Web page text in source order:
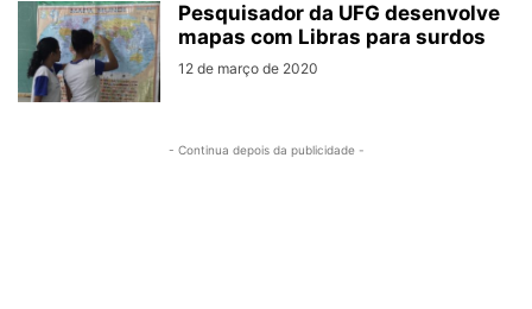
Pesquisador da UFG desenvolve
mapas com Libras para surdos
12 de março de 2020
- Continua depois da publicidade -